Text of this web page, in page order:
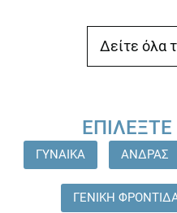
Δείτε όλα
ΓΥΝΑΙΚΑ ΑΝΔΡΑΣ
ΓΕΝΙΚΗ